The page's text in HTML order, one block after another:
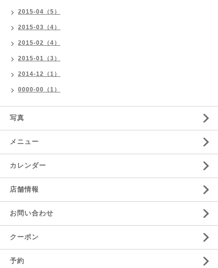
2015-04（5）
2015-03（4）
2015-02（4）
2015-01（3）
2014-12（1）
0000-00（1）
写真
メニュー
カレンダー
店舗情報
お問い合わせ
クーポン
予約